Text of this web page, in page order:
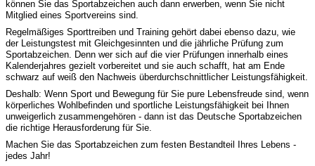
können Sie das Sportabzeichen auch dann erwerben, wenn Sie nicht
Mitglied eines Sportvereins sind.
Regelmäßiges Sporttreiben und Training gehört dabei ebenso dazu, wie
der Leistungstest mit Gleichgesinnten und die jährliche Prüfung zum
Sportabzeichen. Denn wer sich auf die vier Prüfungen innerhalb eines
Kalenderjahres gezielt vorbereitet und sie auch schafft, hat am Ende
schwarz auf weiß den Nachweis überdurchschnittlicher Leistungsfähigkeit.
Deshalb: Wenn Sport und Bewegung für Sie pure Lebensfreude sind, wenn
körperliches Wohlbefinden und sportliche Leistungsfähigkeit bei Ihnen
unweigerlich zusammengehören - dann ist das Deutsche Sportabzeichen
die richtige Herausforderung für Sie.
Machen Sie das Sportabzeichen zum festen Bestandteil Ihres Lebens -
jedes Jahr!